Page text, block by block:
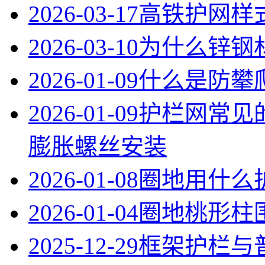
2026-03-17高铁护网样
2026-03-10为什么锌钢
2026-01-09什么是防攀
2026-01-09护栏网常见
膨胀螺丝安装
2026-01-08圈地用什么
2026-01-04圈地桃形柱
2025-12-29框架护栏与